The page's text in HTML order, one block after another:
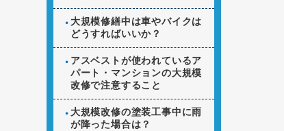
大規模修繕中は車やバイクは
どうすればいいか？
アスベストが使われているア
パート・マンションの大規模
改修で注意すること
大規模改修の塗装工事中に雨
が降った場合は？